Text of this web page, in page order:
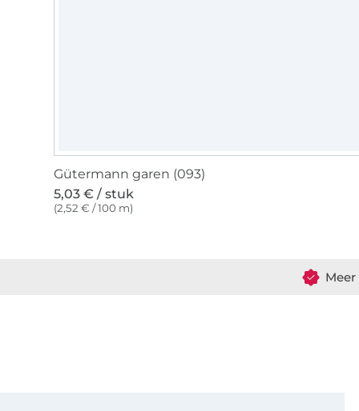
Gütermann garen (093)
5,03 € / stuk
(2,52 € / 100 m)